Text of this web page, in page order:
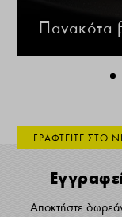
Πανακότα
ΓΡΑΦΤΕΙΤΕ ΣΤΟ
Αποκτήστε